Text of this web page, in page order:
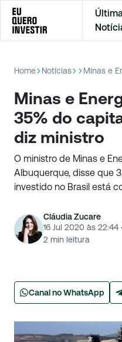
Home Notícias
Minas e
35% do
diz ministro
O ministro de Minas e
Albuquerque, disse que
investido no Brasil está
Cláudia Zucare
16 Jul 2020 às 22:44 ·
2 min leitura
Canal no WhatsApp